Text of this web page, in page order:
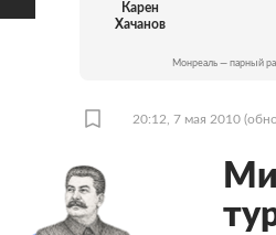
Карен
Хачанов
Монреаль — парный
20:12, 7 мая 2010